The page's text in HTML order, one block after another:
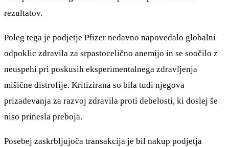
rezultatov.
Poleg tega je podjetje Pfizer nedavno napovedalo globalni
odpoklic zdravila za srpastocelično anemijo in se soočilo z
neuspehi pri poskusih eksperimentalnega zdravljenja
mišične distrofije. Kritizirana so bila tudi njegova
prizadevanja za razvoj zdravila proti debelosti, ki doslej še
niso prinesla preboja.
Posebej zaskrbljujoča transakcija je bil nakup podjetja